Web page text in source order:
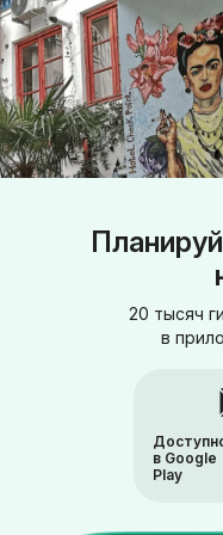
20 тысяч
в
в Google
Play